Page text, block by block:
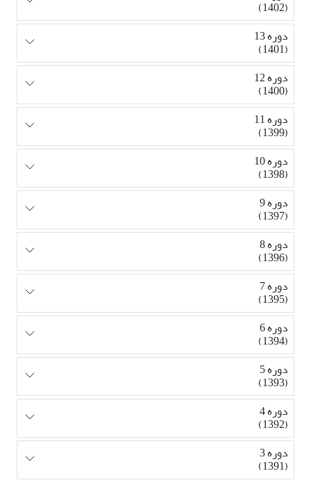
(1402)
دوره 13
(1401)
دوره 12
(1400)
دوره 11
(1399)
دوره 10
(1398)
دوره 9
(1397)
دوره 8
(1396)
دوره 7
(1395)
دوره 6
(1394)
دوره 5
(1393)
دوره 4
(1392)
دوره 3
(1391)